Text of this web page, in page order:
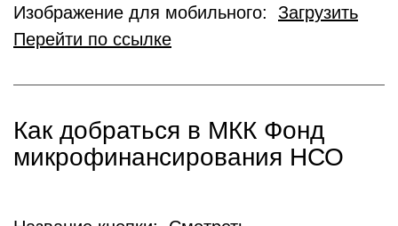
Изображение для мобильного: Загрузить
Перейти по ссылке
Как добраться в МКК Фонд
микрофинансирования НСО